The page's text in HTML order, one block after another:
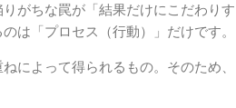
がちな罠が「結果だけにこだわり
は「プロセス（行動）」だけです。
によって得られるもの。そのため